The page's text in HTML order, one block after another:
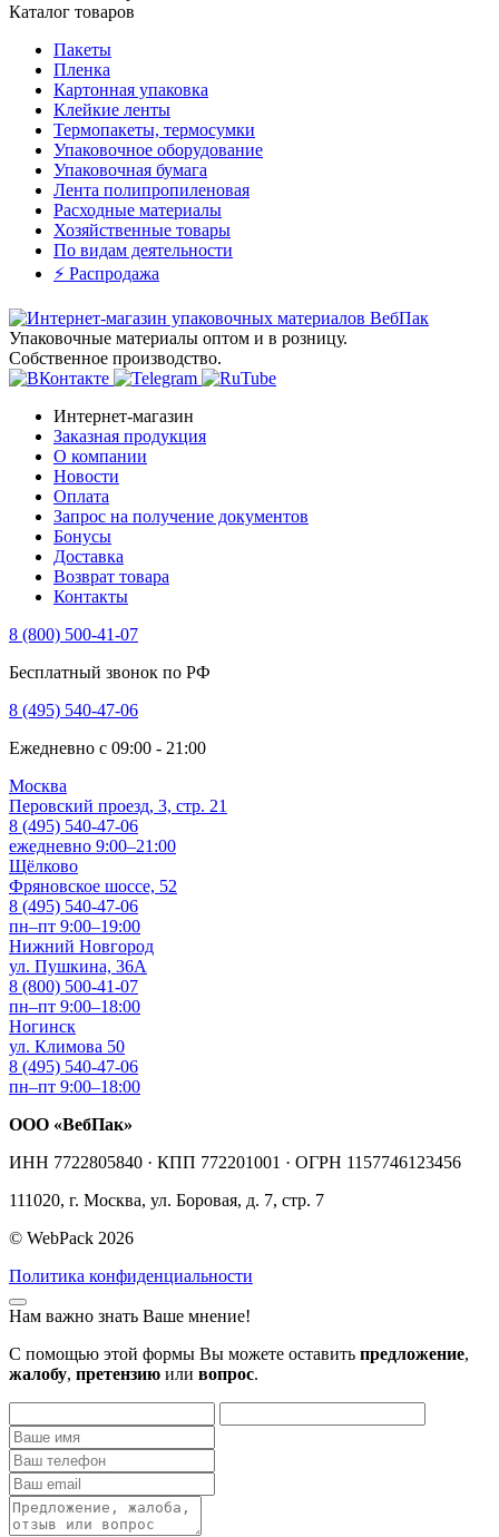
Каталог товаров
Пакеты
Пленка
Картонная упаковка
Клейкие ленты
Термопакеты, термосумки
Упаковочное оборудование
Упаковочная бумага
Лента полипропиленовая
Расходные материалы
Хозяйственные товары
По видам деятельности
⚡️ Распродажа
Упаковочные материалы оптом и в розницу.
Собственное производство.
Интернет-магазин
Заказная продукция
О компании
Новости
Оплата
Запрос на получение документов
Бонусы
Доставка
Возврат товара
Контакты
8 (800) 500-41-07
Бесплатный звонок по РФ
8 (495) 540-47-06
Ежедневно с 09:00 - 21:00
Москва
Перовский проезд, 3, стр. 21
8 (495) 540-47-06
ежедневно 9:00–21:00
Щёлково
Фряновское шоссе, 52
8 (495) 540-47-06
пн–пт 9:00–19:00
Нижний Новгород
ул. Пушкина, 36А
8 (800) 500-41-07
пн–пт 9:00–18:00
Ногинск
ул. Климова 50
8 (495) 540-47-06
пн–пт 9:00–18:00
ООО «ВебПак»
ИНН 7722805840 · КПП 772201001 · ОГРН 1157746123456
111020, г. Москва, ул. Боровая, д. 7, стр. 7
© WebPack 2026
Политика конфиденциальности
Нам важно знать Ваше мнение!
С помощью этой формы Вы можете оставить предложение,
жалобу, претензию или вопрос.